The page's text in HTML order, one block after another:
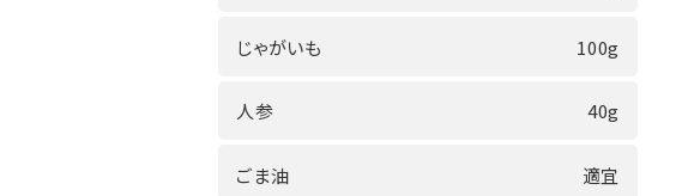
じゃがいも 100g
人参 40g
ごま油 適宜